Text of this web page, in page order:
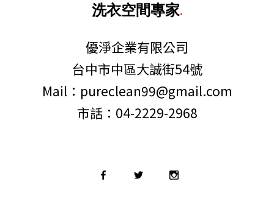
洗衣空間專家.
優淨企業有限公司
台中市中區大誠街54號
Mail：pureclean99@gmail.com
市話：04-2229-2968